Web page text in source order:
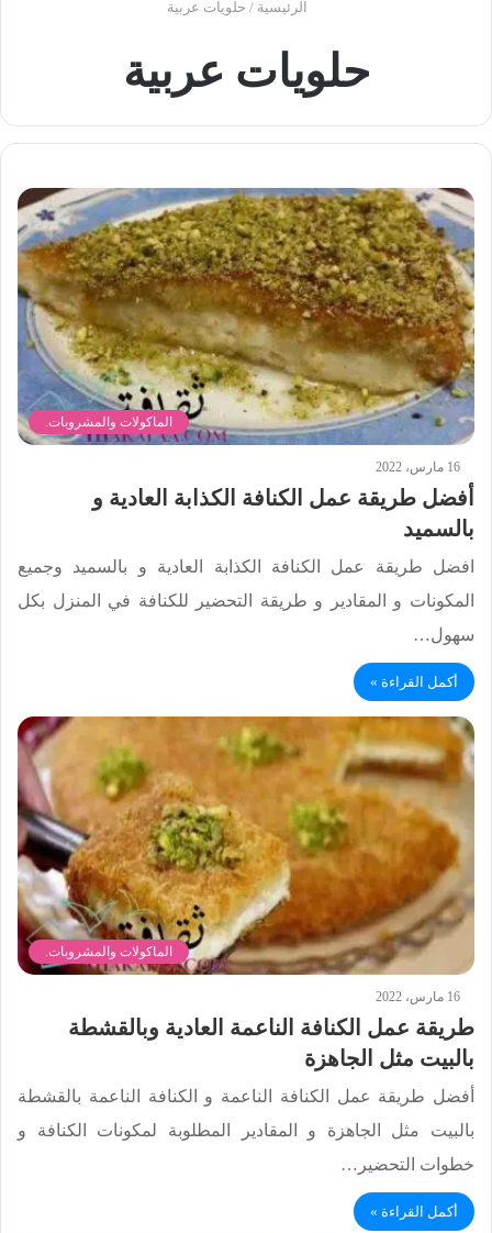
الرئيسية / حلويات عربية
حلويات عربية
الماكولات والمشروبات.
16 مارس، 2022
أفضل طريقة عمل الكنافة الكذابة العادية و
بالسميد
افضل طريقة عمل الكنافة الكذابة العادية و بالسميد وجميع
المكونات و المقادير و طريقة التحضير للكنافة في المنزل بكل
سهول…
أكمل القراءة »
الماكولات والمشروبات.
16 مارس، 2022
طريقة عمل الكنافة الناعمة العادية وبالقشطة
بالبيت مثل الجاهزة
أفضل طريقة عمل الكنافة الناعمة و الكنافة الناعمة بالقشطة
بالبيت مثل الجاهزة و المقادير المطلوبة لمكونات الكنافة و
خطوات التحضير…
أكمل القراءة »